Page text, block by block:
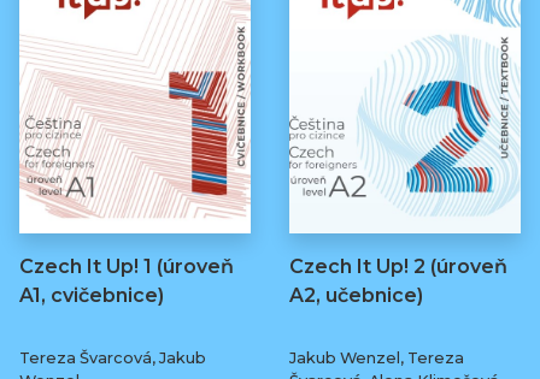
Czech It Up! 1 (úroveň
A1, cvičebnice)
Tereza Švarcová, Jakub
Czech It Up! 2 (úroveň
A2, učebnice)
Jakub Wenzel, Tereza